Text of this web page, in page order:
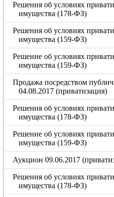
Решения об условиях
имущества (178-ФЗ)
Решения об условиях
имущества (159-ФЗ)
Решение об условиях
имущества (159-ФЗ)
Продажа посредством
04.08.2017 (приватизация)
Решения об условиях
имущества (178-ФЗ)
Решение об условиях
имущества (159-ФЗ)
Аукцион 09.06.2017
Решения об условиях
имущества (178-ФЗ)